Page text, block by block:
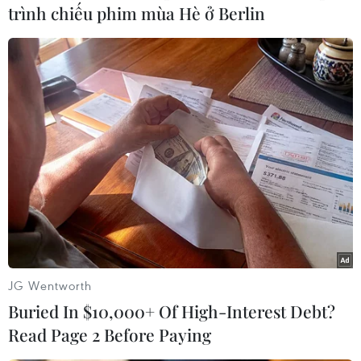
Với nhiệm vụ bồi dưỡng học sinh, giáo viên
toán, Viện đã tổ chức 17 khoá đào tạo ngắn hạn,
các lớp bồi dưỡng cho hàng nghìn học sinh,
sinh viên, giáo viên và giảng viên ngành toán.
Việc xét thưởng công trình toán học, cấp học
bổng cho học sinh và sinh viên giỏi ngành toán
đã thực sự tạo sinh khí mới, động lực mới đối
với những người đam mê toán học…
Trong vấn đề nghiên cứu ứng dụng toán học,
Viện đã tổ chức cho một nhóm gồm Đại học
Khoa học Tự nhiên (Đại học Quốc gia Hà Nội) và
Viện Nghiên cứu Viettel nghiên cứu về xử lý tín
hiệu radar, phối hợp với Viện John von Neuman
(Đại học Quốc gia Thành phố Hồ Chí Minh) tổ
chức Hội thảo về tài chính phái sinh. Viện cũng
trình chiếu phim mùa Hè ở Berlin
JG Wentworth
Buried In $10,000+ Of High-Interest Debt?
Read Page 2 Before Paying